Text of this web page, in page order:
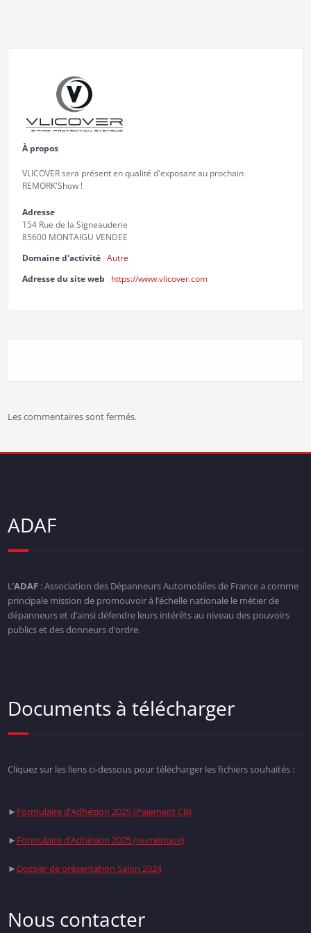
À propos
VLICOVER sera présent en qualité d'exposant au prochain
REMORK'Show !
Adresse
154 Rue de la Signeauderie
85600 MONTAIGU VENDEE
Domaine d'activité Autre
Adresse du site web
https://www.vlicover.com
Les commentaires sont fermés.
ADAF
L’ADAF: Association des Dépanneurs Automobiles de France a comme
principale mission de promouvoir à l’échelle nationale le métier de
dépanneurs et d’ainsi défendre leurs intérêts au niveau des pouvoirs
publics et des donneurs d’ordre.
Documents à télécharger
Cliquez sur les liens ci-dessous pour télécharger les fichiers souhaités :
► Formulaire d’Adhésion 2025 (Paiement CB)
► Formulaire d’Adhésion 2025 (numérique)
► Dossier de présentation Salon 2024
Nous contacter